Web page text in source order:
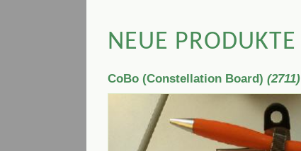
NEUE PRODUKTE
CoBo (Constellation Board) (2711)